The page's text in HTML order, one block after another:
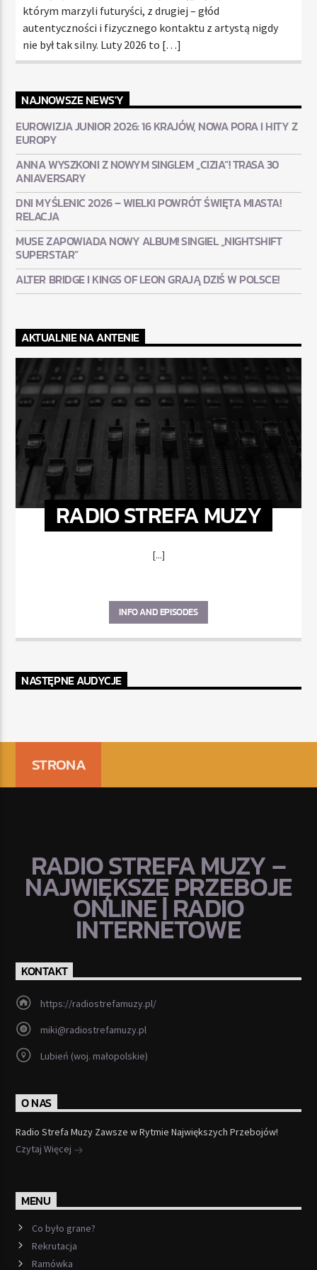
którym marzyli futuryści, z drugiej – głód
autentyczności i fizycznego kontaktu z artystą nigdy
nie był tak silny. Luty 2026 to […]
NAJNOWSZE NEWS'Y
EUROWIZJA JUNIOR 2026: 16 KRAJÓW, NOWA PORA I HITY Z
EUROPY
ANNA WYSZKONI Z NOWYM SINGLEM „CIZIA”! TRASA 30
ANIAVERSARY
DNI MYŚLENIC 2026 – WIELKI POWRÓT ŚWIĘTA MIASTA!
RELACJA
MUSE ZAPOWIADA NOWY ALBUM! SINGIEL „NIGHTSHIFT
SUPERSTAR”
ALTER BRIDGE I KINGS OF LEON GRAJĄ DZIŚ W POLSCE!
AKTUALNIE NA ANTENIE
RADIO STREFA MUZY
[...]
INFO AND EPISODES
NASTĘPNE AUDYCJE
STRONA
RADIO STREFA MUZY –
NAJWIĘKSZE PRZEBOJE
ONLINE | RADIO
INTERNETOWE
KONTAKT
https://radiostrefamuzy.pl/
miki@radiostrefamuzy.pl
Lubień (woj. małopolskie)
O NAS
Radio Strefa Muzy Zawsze w Rytmie Największych Przebojów!
Czytaj Więcej
MENU
Co było grane?
Rekrutacja
Ramówka